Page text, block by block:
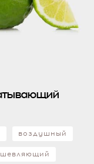
воздушный